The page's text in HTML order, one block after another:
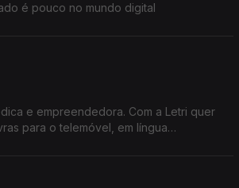
é pouco no mundo digital
Com a Letri quer
para o telemóvel, em língua